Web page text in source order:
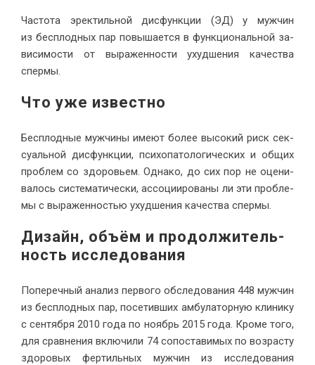
Ча­сто­та эрек­тиль­ной дис­функ­ции (ЭД) у муж­чин
из бес­плод­ных пар по­вы­ша­ет­ся в функ­цио­наль­ной за­
ви­си­мо­сти от вы­ра­жен­но­сти ухуд­ше­ния ка­че­ства
спермы.
Что уже из­вестно
Бес­плод­ные муж­чи­ны име­ют бо­лее вы­со­кий риск сек­
су­аль­ной дис­функ­ции, пси­хо­па­то­ло­ги­че­ских и об­щих
про­блем со здо­ро­вьем. Од­на­ко, до сих пор не оце­ни­
ва­лось си­сте­ма­ти­че­ски, ас­со­ци­и­ро­ва­ны ли эти про­бле­
мы с вы­ра­жен­но­стью ухуд­ше­ния ка­че­ства спермы.
Ди­зайн, объ­ём и про­дол­жи­тель­
ность ис­сле­до­вания
По­пе­реч­ный ана­лиз пер­во­го об­сле­до­ва­ния 448 муж­чин
из бес­плод­ных пар, по­се­тив­ших ам­бу­ла­тор­ную кли­ни­ку
с сен­тяб­ря 2010 го­да по но­ябрь 2015 го­да. Кро­ме то­го,
для срав­не­ния вклю­чи­ли 74 со­по­ста­ви­мых по воз­рас­ту
здо­ро­вых фер­тиль­ных муж­чин из ис­сле­до­ва­ния